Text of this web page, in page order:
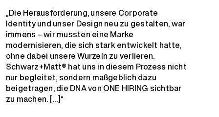
„Die Herausforderung, unsere Corporate
Identity und unser Design neu zu gestalten, war
immens – wir mussten eine Marke
modernisieren, die sich stark entwickelt hatte,
ohne dabei unsere Wurzeln zu verlieren.
Schwarz+Matt® hat uns in diesem Prozess nicht
nur begleitet, sondern maßgeblich dazu
beigetragen, die DNA von ONE HIRING sichtbar
zu machen. […]“